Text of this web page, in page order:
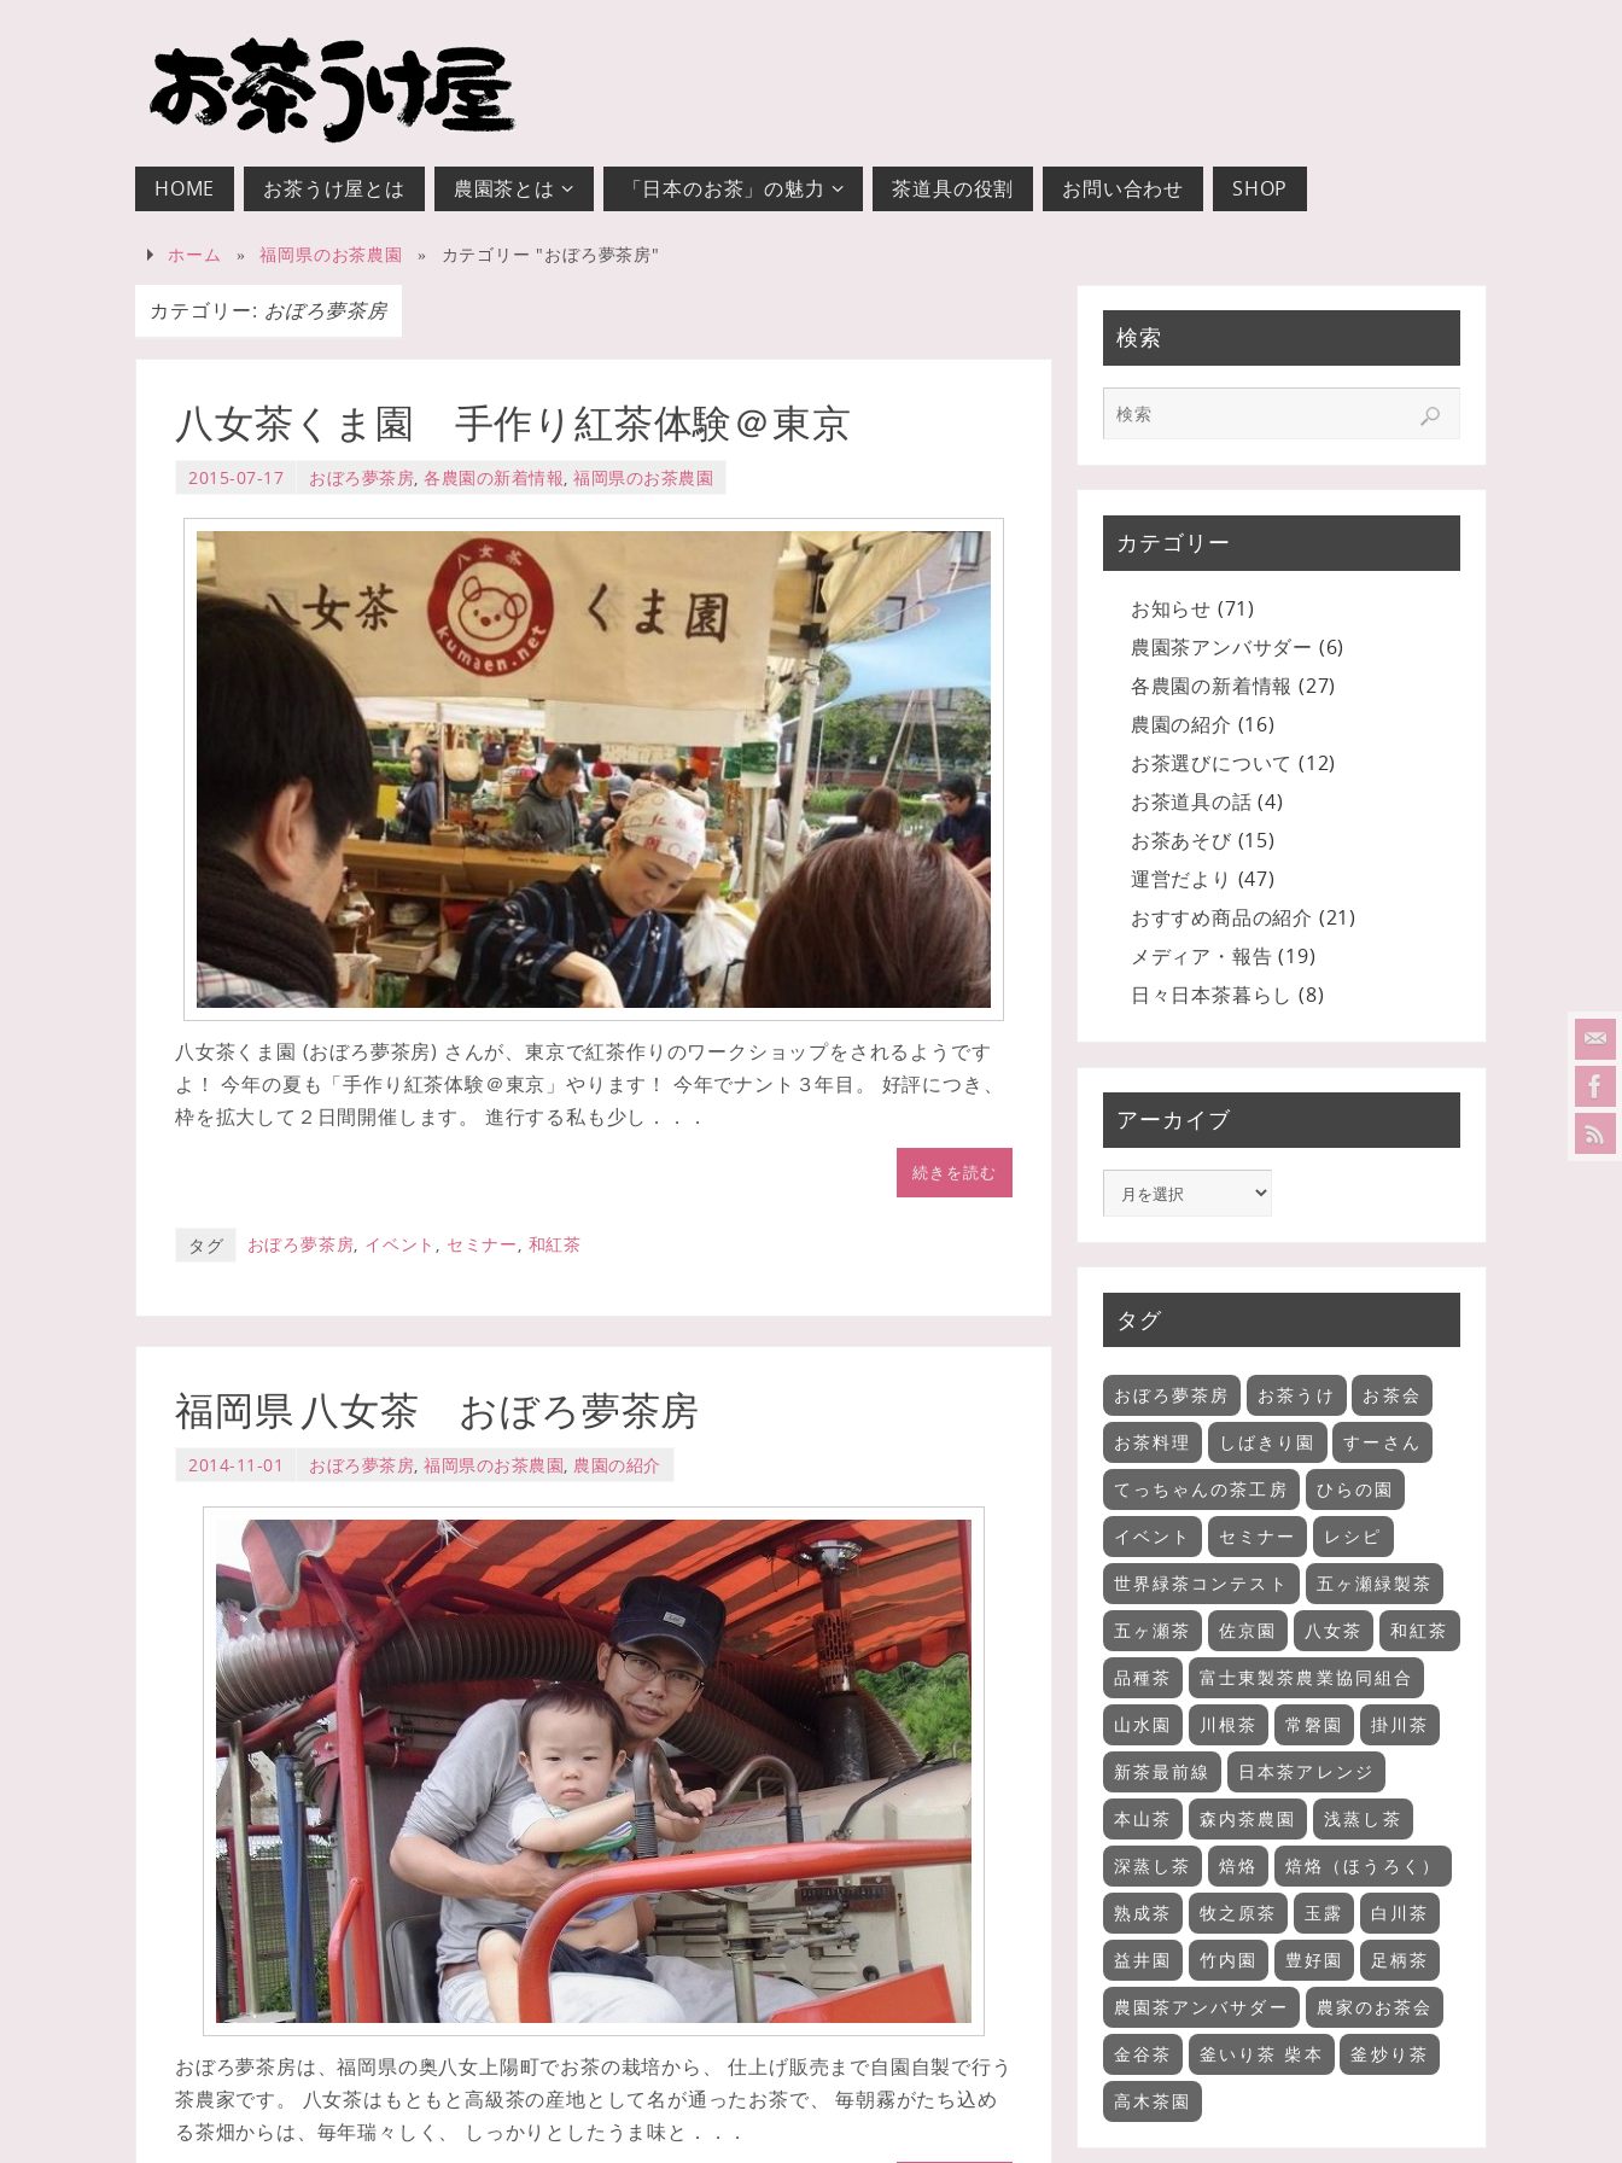
HOME お茶うけ屋とは 農園茶とは 「日本のお茶」の魅力 茶道具の役割 お問い合わせ SHOP
ホーム » 福岡県のお茶農園 » カテゴリー "おぼろ夢茶房"
カテゴリー: おぼろ夢茶房
八女茶くま園 手作り紅茶体験＠東京
2015-07-17 おぼろ夢茶房 各農園の新着情報 福岡県のお茶農園
八女茶くま園 (おぼろ夢茶房) さんが、東京で紅茶作りのワークショップをされるようです
よ！ 今年の夏も「手作り紅茶体験＠東京」やります！ 今年でナント３年目。 好評につき、
枠を拡大して２日間開催します。 進行する私も少し．．．
続きを読む
タグ おぼろ夢茶房, イベント , セミナー, 和紅茶
福岡県 八女茶 おぼろ夢茶房
2014-11-01 おぼろ夢茶房, 福岡県のお茶農園, 農園の紹介
おぼろ夢茶房は、福岡県の奥八女上陽町でお茶の栽培から、 仕上げ販売まで自園自製で行う
茶農家です。 八女茶はもともと高級茶の産地として名が通ったお茶で、 毎朝霧がたち込め
る茶畑からは、毎年瑞々しく、 しっかりとしたうま味と．．．
検索
カテゴリー
お知らせ (71)
農園茶アンバサダー (6)
各農園の新着情報 (27)
農園の紹介 (16)
お茶選びについて (12)
お茶道具の話 (4)
お茶あそび (15)
運営だより (47)
おすすめ商品の紹介 (21)
メディア・報告 (19)
日々日本茶暮らし (8)
アーカイブ
タグ
おぼろ夢茶房 お茶うけ お茶会
お茶料理 しばきり園 すーさん
てっちゃんの茶工房 ひらの園
イベント セミナー レシピ
世界緑茶コンテスト 五ヶ瀬緑製茶
五ヶ瀬茶 佐京園 八女茶 和紅茶
品種茶 富士東製茶農業協同組合
山水園 川根茶 常磐園 掛川茶
新茶最前線 日本茶アレンジ
本山茶 森内茶農園 浅蒸し茶
深蒸し茶 焙烙 焙烙（ほうろく）
熟成茶 牧之原茶 玉露 白川茶
益井園 竹内園 豊好園 足柄茶
農園茶アンバサダー 農家のお茶会
金谷茶 釜いり茶 柴本 釜炒り茶
高木茶園